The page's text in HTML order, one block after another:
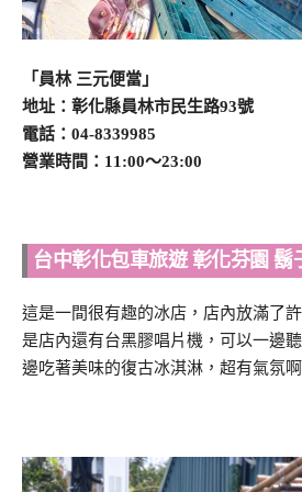
「員林 三元便當」
地址：彰化縣員林市民生路93號
電話：04-8339985
營業時間：11:00～23:00
台中彰化包車旅遊 彰化芬園 鬍
這是一間很有趣的冰店，店內放滿了
是店內還有台黑膠唱片機，可以一邊
邊吃著美味的復古冰淇淋，超有氣氛